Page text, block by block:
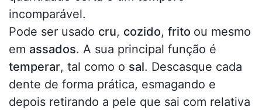
incomparável.
Pode ser usado cru, cozido, frito ou mesmo
em assados. A sua principal função é
temperar, tal como o sal. Descasque cada
dente de forma prática, esmagando e
depois retirando a pele que sai com relativa